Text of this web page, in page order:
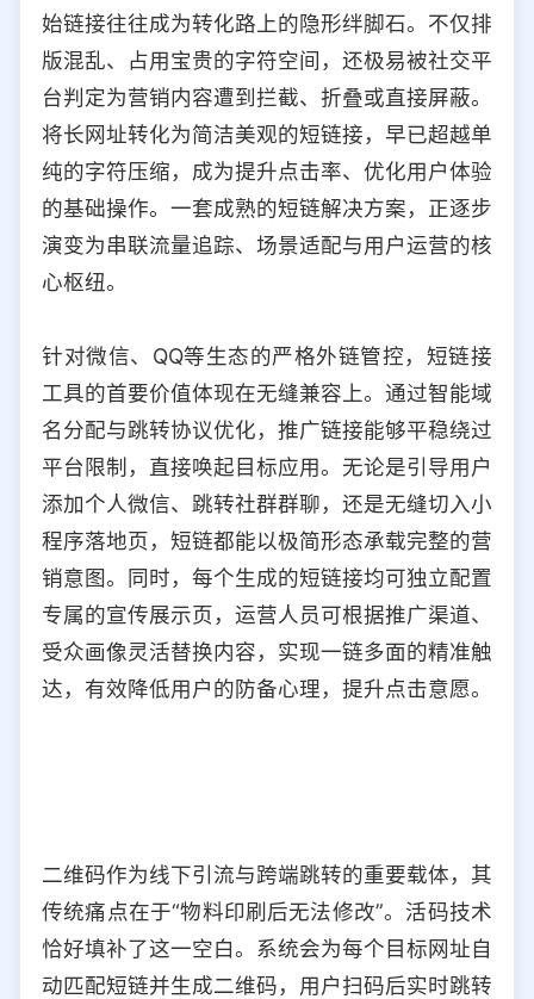
iOS Android PC 其他
选择允许访问的平台类型
始链接往往成为转化路上的隐形绊脚石。不仅排
版混乱、占用宝贵的字符空间，还极易被社交平
台判定为营销内容遭到拦截、折叠或直接屏蔽。
将长网址转化为简洁美观的短链接，早已超越单
纯的字符压缩，成为提升点击率、优化用户体验
的基础操作。一套成熟的短链解决方案，正逐步
演变为串联流量追踪、场景适配与用户运营的核
心枢纽。
针对微信、QQ等生态的严格外链管控，短链接
工具的首要价值体现在无缝兼容上。通过智能域
名分配与跳转协议优化，推广链接能够平稳绕过
平台限制，直接唤起目标应用。无论是引导用户
添加个人微信、跳转社群群聊，还是无缝切入小
程序落地页，短链都能以极简形态承载完整的营
销意图。同时，每个生成的短链接均可独立配置
专属的宣传展示页，运营人员可根据推广渠道、
受众画像灵活替换内容，实现一链多面的精准触
达，有效降低用户的防备心理，提升点击意愿。
二维码作为线下引流与跨端跳转的重要载体，其
传统痛点在于“物料印刷后无法修改”。活码技术
恰好填补了这一空白。系统会为每个目标网址自
动匹配短链并生成二维码，用户扫码后实时跳转